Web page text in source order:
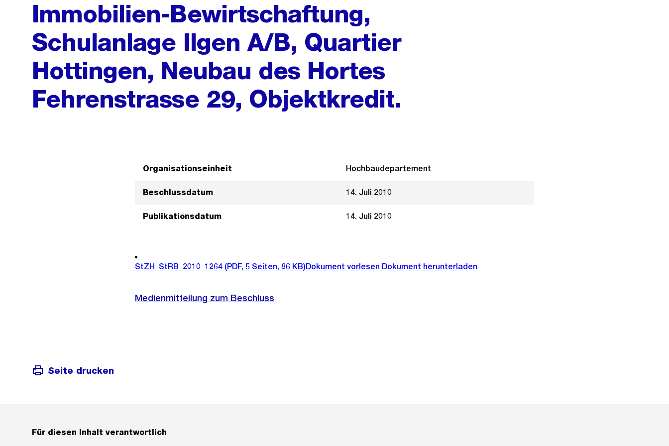
Immobilien-Bewirtschaftung,
Schulanlage Ilgen A/B, Quartier
Hottingen, Neubau des Hortes
Fehrenstrasse 29, Objektkredit.
Organisationseinheit Hochbaudepartement
Beschlussdatum 14. Juli 2010
Publikationsdatum 14. Juli 2010
StZH_StRB_2010_1264(PDF, 5 Seiten, 86 KB)Dokument vorlesen Dokument herunterladen
Medienmitteilung zum Beschluss
Seite drucken
Für diesen Inhalt verantwortlich